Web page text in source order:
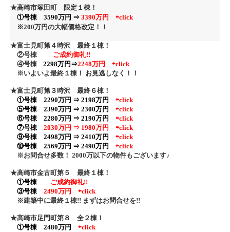
★高崎市塚田町 限定１棟！
①号棟 3590万円 ⇒ 3390万円
⇦click
※200万円の大幅価格改定！
！
★富士見町第４時沢 最終１棟！
②号棟
ご成約御礼!!
④号棟
2298万円⇒2248万円 ⇦click
※いよいよ最終１棟！ お見逃しなく！！
★富士見町第３時沢 最終６棟！
①号棟 2290万円 ⇒ 2198万円
⇦click
⑤号棟 2390万円 ⇒ 2300万円
⇦click
⑥号棟 2280万円 ⇒ 2190万円
⇦click
⑦号棟
2030万円 ⇒ 1980万円 ⇦click
⑨号棟 2498万円 ⇒ 2410万円
⇦click
⑩号棟 2569万円 ⇒ 2490万円
⇦click
※お問合せ多数！ 2000万以下の物件もございます♪
★高崎市金古町第５ 最終１棟！
①号棟
ご成約御礼!!
③号棟 2490万円
⇦click
※建築中に最終１棟!! まずはお問合せを!!
★高崎市足門町第８ 全２棟！
①号棟 2480万円
⇦click